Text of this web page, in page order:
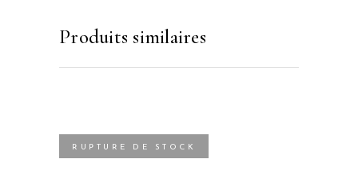
Produits similaires
RUPTURE DE STOCK